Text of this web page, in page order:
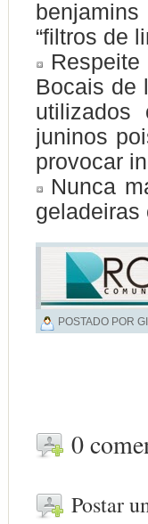
benjamins
“filtros de
Bocais de
utilizados
juninos
provocar
Nunca
geladeiras
POSTADO POR
0
Postar